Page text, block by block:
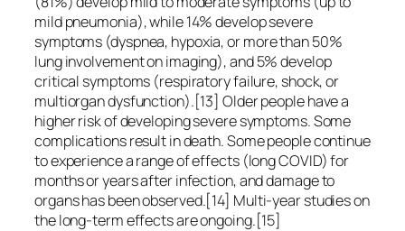
mild pneumonia), while 14% develop severe
symptoms (dyspnea, hypoxia, or more than 50%
lung involvement on imaging), and 5% develop
critical symptoms (respiratory failure, shock, or
multiorgan dysfunction).[13] Older people have a
higher risk of developing severe symptoms. Some
complications result in death. Some people continue
to experience a range of effects (long COVID) for
months or years after infection, and damage to
organs has been observed.[14] Multi-year studies on
the long-term effects are ongoing.[15]